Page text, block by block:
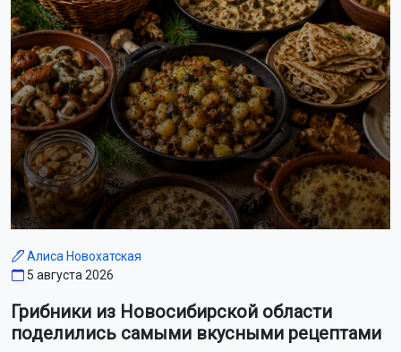
Алиса Новохатская
5 августа 2026
Грибники из Новосибирской области
поделились самыми вкусными рецептами